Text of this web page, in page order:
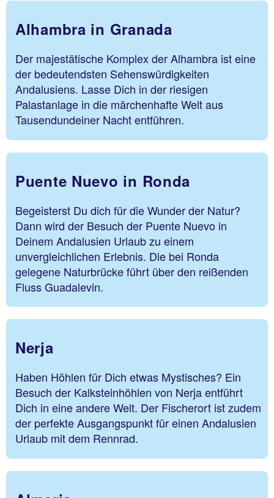
Alhambra in Granada
Der majestätische Komplex der Alhambra ist eine
der bedeutendsten Sehenswürdigkeiten
Andalusiens. Lasse Dich in der riesigen
Palastanlage in die märchenhafte Welt aus
Tausendundeiner Nacht entführen.
Puente Nuevo in Ronda
Begeisterst Du dich für die Wunder der Natur?
Dann wird der Besuch der Puente Nuevo in
Deinem Andalusien Urlaub zu einem
unvergleichlichen Erlebnis. Die bei Ronda
gelegene Naturbrücke führt über den reißenden
Fluss Guadalevin.
Nerja
Haben Höhlen für Dich etwas Mystisches? Ein
Besuch der Kalksteinhöhlen von Nerja entführt
Dich in eine andere Welt. Der Fischerort ist zudem
der perfekte Ausgangspunkt für einen Andalusien
Urlaub mit dem Rennrad.